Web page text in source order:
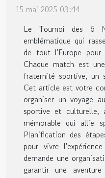
15 mai 2025 03:44
Le Tournoi des 6
emblématique qui
de tout l'Europe pour
Chaque match est
fraternité sportive, un
Cet article est votre
organiser un voyage
sportive et culturelle,
mémorable qui allie
Planification des
pour vivre
demande une
garantir une